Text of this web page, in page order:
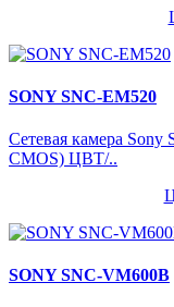
SONY SNC-EM520
Сетевая камера
CMOS) ЦВТ/..
SONY SNC-VM600B